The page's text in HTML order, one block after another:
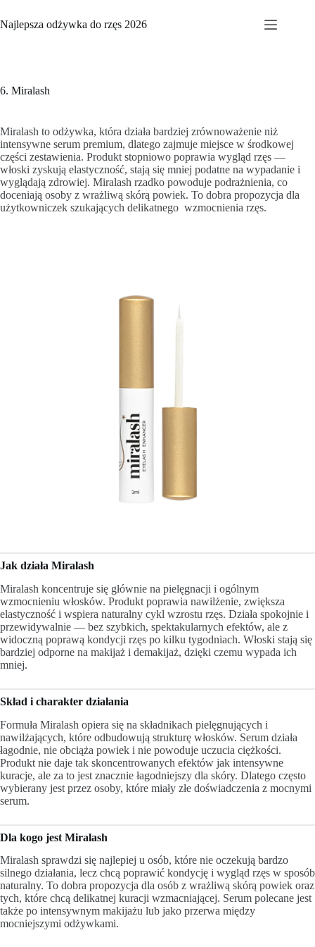
do
treści
Najlepsza odżywka do rzęs 2026
6. Miralash
Miralash to odżywka, która działa bardziej zrównoważenie niż
intensywne serum premium, dlatego zajmuje miejsce w środkowej
części zestawienia. Produkt stopniowo poprawia wygląd rzęs —
włoski zyskują elastyczność, stają się mniej podatne na wypadanie i
wyglądają zdrowiej. Miralash rzadko powoduje podrażnienia, co
doceniają osoby z wrażliwą skórą powiek. To dobra propozycja dla
użytkowniczek szukających delikatnego wzmocnienia rzęs.
Jak działa Miralash
Miralash koncentruje się głównie na pielęgnacji i ogólnym
wzmocnieniu włosków. Produkt poprawia nawilżenie, zwiększa
elastyczność i wspiera naturalny cykl wzrostu rzęs. Działa spokojnie i
przewidywalnie — bez szybkich, spektakularnych efektów, ale z
widoczną poprawą kondycji rzęs po kilku tygodniach. Włoski stają się
bardziej odporne na makijaż i demakijaż, dzięki czemu wypada ich
mniej.
Skład i charakter działania
Formuła Miralash opiera się na składnikach pielęgnujących i
nawilżających, które odbudowują strukturę włosków. Serum działa
łagodnie, nie obciąża powiek i nie powoduje uczucia ciężkości.
Produkt nie daje tak skoncentrowanych efektów jak intensywne
kuracje, ale za to jest znacznie łagodniejszy dla skóry. Dlatego często
wybierany jest przez osoby, które miały złe doświadczenia z mocnymi
serum.
Dla kogo jest Miralash
Miralash sprawdzi się najlepiej u osób, które nie oczekują bardzo
silnego działania, lecz chcą poprawić kondycję i wygląd rzęs w sposób
naturalny. To dobra propozycja dla osób z wrażliwą skórą powiek oraz
tych, które chcą delikatnej kuracji wzmacniającej. Serum polecane jest
także po intensywnym makijażu lub jako przerwa między
mocniejszymi odżywkami.